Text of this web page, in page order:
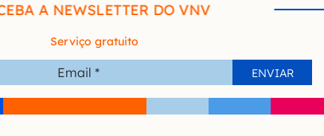
A NEWSLETTER DO VNV
Serviço gratuito